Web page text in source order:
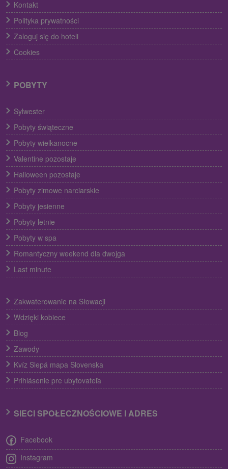
Kontakt
Polityka prywatności
Zaloguj się do hoteli
Cookies
POBYTY
Sylwester
Pobyty świąteczne
Pobyty wielkanocne
Valentine pozostaje
Halloween pozostaje
Pobyty zimowe narciarskie
Pobyty jesienne
Pobyty letnie
Pobyty w spa
Romantyczny weekend dla dwojga
Last minute
Zakwaterowanie na Słowacji
Wdzięki kobiece
Blog
Zawody
Kvíz Slepá mapa Slovenska
Prihlásenie pre ubytovateľa
SIECI SPOŁECZNOŚCIOWE I ADRES
Facebook
Instagram